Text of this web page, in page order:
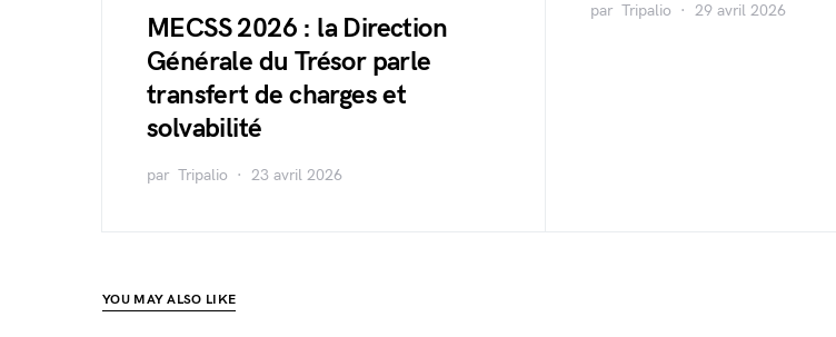
MECSS 2026 : la Direction
Générale du Trésor parle
transfert de charges et
solvabilité
par Tripalio 23 avril 2026
par Tripalio 29 avril 2026
YOU MAY ALSO LIKE